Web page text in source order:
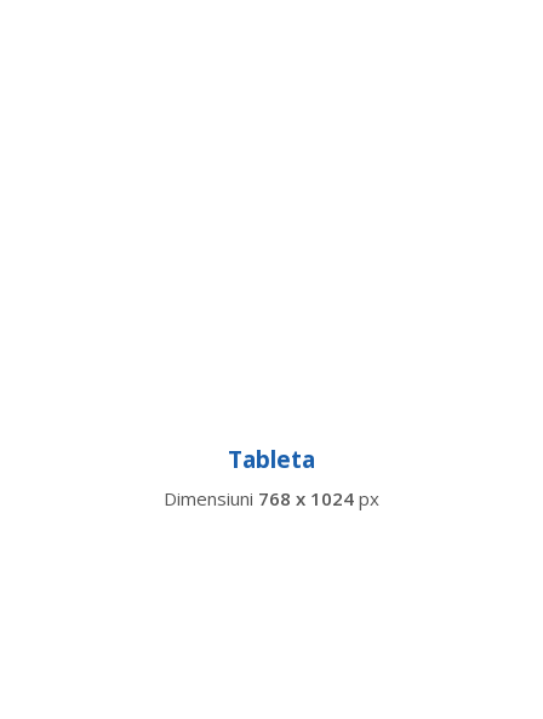
Tableta
Dimensiuni 768 x 1024px